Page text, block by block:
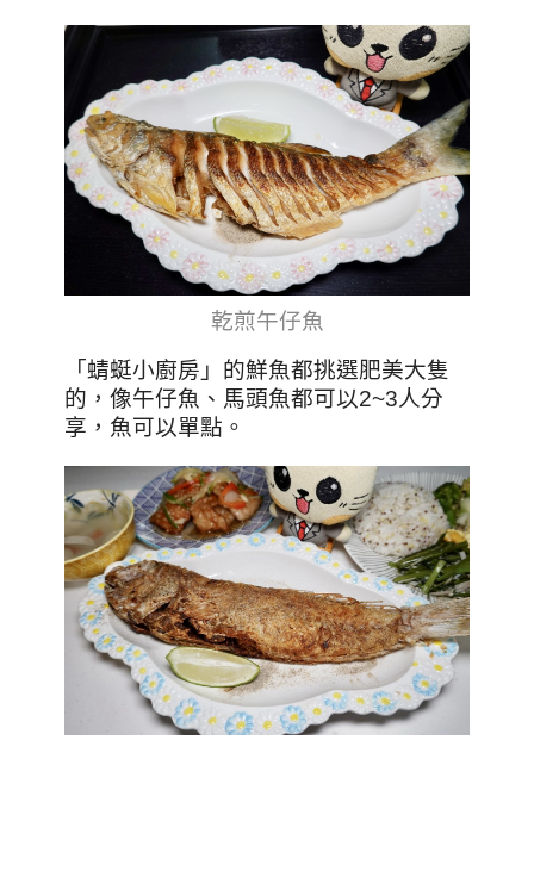
乾煎午仔魚
「蜻蜓小廚房」的鮮魚都挑選肥美大隻
的，像午仔魚、馬頭魚都可以2~3人分
享，魚可以單點。